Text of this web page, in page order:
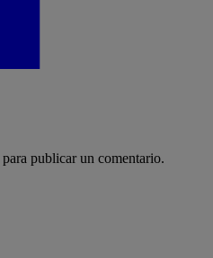
para publicar un comentario.